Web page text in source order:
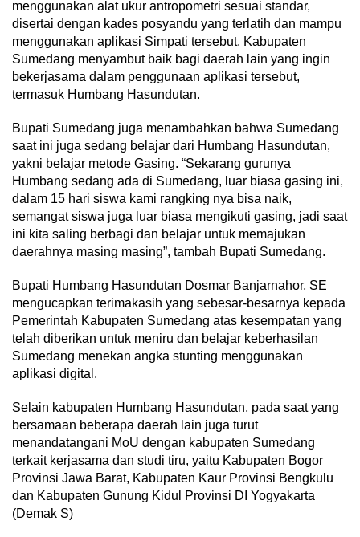
menggunakan alat ukur antropometri sesuai standar,
disertai dengan kades posyandu yang terlatih dan mampu
menggunakan aplikasi Simpati tersebut. Kabupaten
Sumedang menyambut baik bagi daerah lain yang ingin
bekerjasama dalam penggunaan aplikasi tersebut,
termasuk Humbang Hasundutan.
Bupati Sumedang juga menambahkan bahwa Sumedang
saat ini juga sedang belajar dari Humbang Hasundutan,
yakni belajar metode Gasing. “Sekarang gurunya
Humbang sedang ada di Sumedang, luar biasa gasing ini,
dalam 15 hari siswa kami rangking nya bisa naik,
semangat siswa juga luar biasa mengikuti gasing, jadi saat
ini kita saling berbagi dan belajar untuk memajukan
daerahnya masing masing”, tambah Bupati Sumedang.
Bupati Humbang Hasundutan Dosmar Banjarnahor, SE
mengucapkan terimakasih yang sebesar-besarnya kepada
Pemerintah Kabupaten Sumedang atas kesempatan yang
telah diberikan untuk meniru dan belajar keberhasilan
Sumedang menekan angka stunting menggunakan
aplikasi digital.
Selain kabupaten Humbang Hasundutan, pada saat yang
bersamaan beberapa daerah lain juga turut
menandatangani MoU dengan kabupaten Sumedang
terkait kerjasama dan studi tiru, yaitu Kabupaten Bogor
Provinsi Jawa Barat, Kabupaten Kaur Provinsi Bengkulu
dan Kabupaten Gunung Kidul Provinsi DI Yogyakarta
(Demak S)